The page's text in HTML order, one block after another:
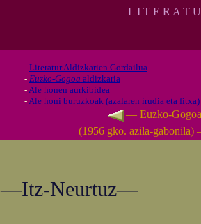
L I T E R A T
- Literatur Aldizkarien Gordailua
- Euzko-Gogoa aldizkaria
-Ale honen aurkibidea
-Ale honi buruzkoak (azalaren irudia eta fitxa)
— Euzko-Gogoa
(1956 gko. azila-
—Itz-Neurtuz—